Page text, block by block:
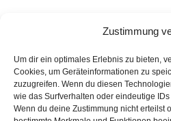
Zustimmung
Um dir ein optimales Erlebnis zu bieten,
Cookies, um Geräteinformationen zu
zuzugreifen. Wenn du diesen
wie das Surfverhalten oder eindeutige
Wenn du deine Zustimmung nicht erteilst
Autor
Minden
Beitragsnavigation